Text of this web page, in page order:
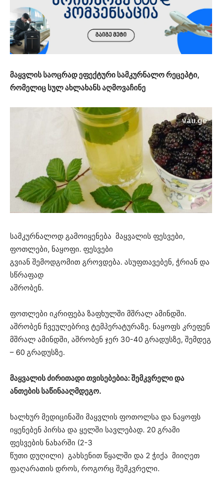
მაყვლის საოცრად ეფექტური სამკურნალო რეცეპტი,
რომელიც სულ ახლახანს აღმოვაჩინე
სამკურნალოდ გამოიყენება მაყვალის ფესვები,
ფოთლები, ნაყოფი. ფესვები
გვიან შემოდგომით გროვდება. ასუფთავებენ, ჭრიან და
სწრაფად
აშრობენ.
ფოთლები იკრიფება ზაფხულში მშრალ ამინდში.
აშრობენ ჩვეულებრივ ტემპერატურაზე. ნაყოფს კრეფენ
მშრალ ამინდში, აშრობენ ჯერ 30-40 გრადუსზე, შემდეგ
– 60 გრადუსზე.
მაყვალის ძირითადი თვისებებია: შემკვრელი და
ანთების საწინააღმდეგო.
ხალხურ მედიცინაში მაყვლის ფოთოლსა და ნაყოფს
იყენებენ პირსა და ყელში სავლებად. 20 გრამი
ფესვების ნახარში (2-3
წუთი დუღილი) გახსენით წყალში და 2 ჭიქა მიიღეთ
ფაღარათის დროს, როგორც შემკვრელი.